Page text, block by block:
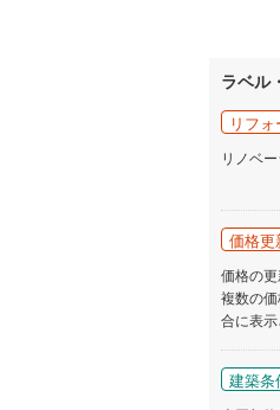
ラベル
リフ
リノベ
価格更
価格の更
複数の
合に表示
建築条